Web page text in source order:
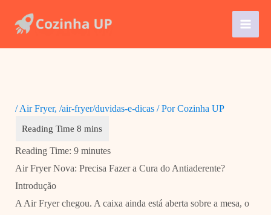
para
/Air Fryer, /air-fryer/duvidas-e-dicas/ PorCozinha UP
Reading Time: 9 minutes
Air Fryer Nova: Precisa Fazer a Cura do Antiaderente?
Introdução
A Air Fryer chegou. A caixa ainda está aberta sobre a mesa, o